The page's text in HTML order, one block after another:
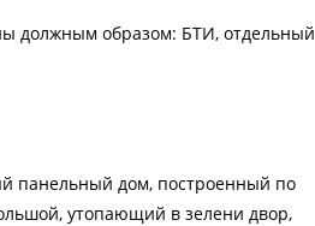
должным образом: БТИ, отдельный
панельный дом, построенный по
утопающий в зелени двор,